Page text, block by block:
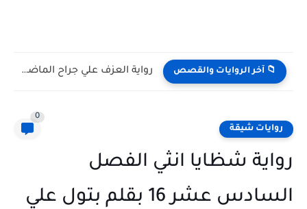
📁 آخر الروايات والقصص رواية العزف علي جراح الماضي كامله وحصريه بقلم فردوس عبداللطيف
روايات شيقة
0
رواية شظايا انثي الفصل
السادس عشر 16 بقلم بتول علي